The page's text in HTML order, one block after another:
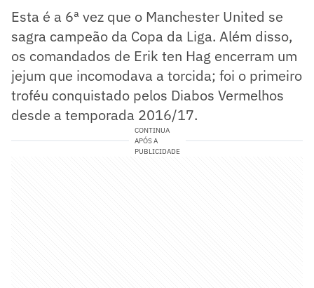
Esta é a 6ª vez que o Manchester United se
sagra campeão da Copa da Liga. Além disso,
os comandados de Erik ten Hag encerram um
jejum que incomodava a torcida; foi o primeiro
troféu conquistado pelos Diabos Vermelhos
desde a temporada 2016/17.
CONTINUA
APÓS A
PUBLICIDADE